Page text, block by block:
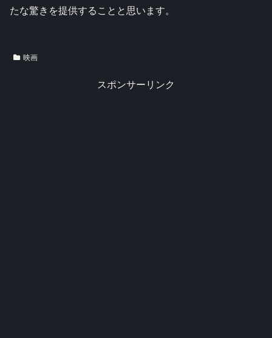
たな驚きを提供することと思います。
映画
スポンサーリンク